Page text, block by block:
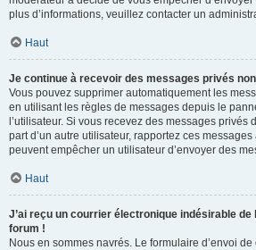
plus d’informations, veuillez contacter un
Haut
Je continue à recevoir des messages privés
Vous pouvez supprimer automatiquement les
en utilisant les règles de messages depuis le
l’utilisateur. Si vous recevez des messages privés
part d’un autre utilisateur, rapportez ces
peuvent empêcher un utilisateur d’envoyer des
Haut
J’ai reçu un courrier électronique indésirable de
forum !
Nous en sommes navrés. Le formulaire d’envoi